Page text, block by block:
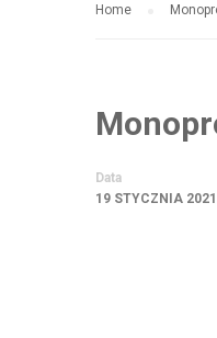
Home
Data
19 STYCZNIA 2021